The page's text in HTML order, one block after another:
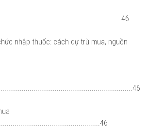
nhập thuốc: cách dự trù mua, nguồn